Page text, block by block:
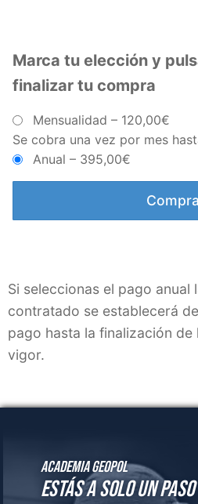
Academia GeoPol
Estás a solo un paso